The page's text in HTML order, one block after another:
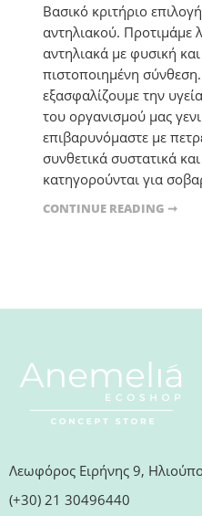
Βασικό κριτήριο
αντηλιακού. Προτιμάμε
αντηλιακά με φυσική
πιστοποιημένη
εξασφαλίζουμε την
του οργανισμού μας
επιβαρυνόμαστε με
συνθετικά συστατικά
κατηγορούνται για
CONTINUE READING ➞
Λεωφόρος Ειρήνης 9,
(+30) 21 30496440